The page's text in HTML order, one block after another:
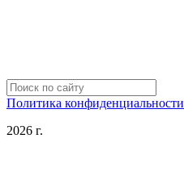
Политика конфиденциальности
2026 г.